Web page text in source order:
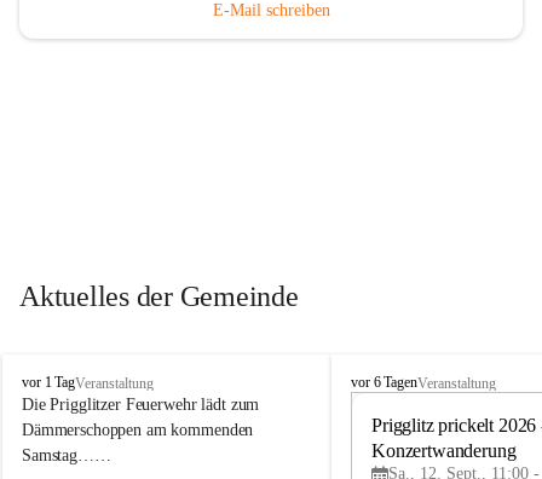
E-Mail schreiben
Aktuelles der Gemeinde
P
r
i
g
vor 1 TagVeranstaltung
Die Prigglitzer Feuerwehr lädt zum
Dämmerschoppen am kommenden
Samstag……
P
vor 6 TagenVeranstaltung
Prigglitz prickelt 2026
Konzertwanderung
Sa., 12. Sept., 11:00